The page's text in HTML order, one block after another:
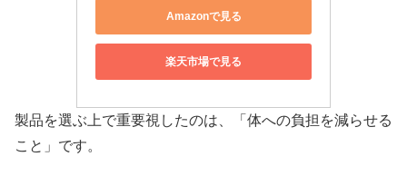
Amazonで見る
楽天市場で見る
製品を選ぶ上で重要視したのは、「体への負担を減らせる
こと」です。